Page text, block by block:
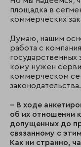
площадка в
коммерческих
Думаю, нашим
работа с
государственных
кому нужен
коммерческом
законодательства.
– В ходе
об их отношении
допущенных до
связанному с
Как ни странно,